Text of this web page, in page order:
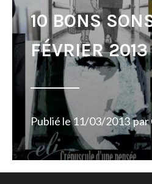
10 BONS
FÉVRIER 2013
Publié le11/03/2013 par